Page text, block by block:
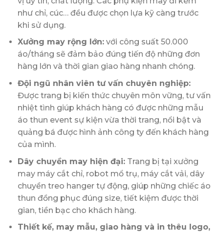
như chỉ, cúc… đều được chọn lựa kỹ càng trước
khi sử dụng.
Xưởng may rộng lớn:với công suất 50.000
áo/tháng sẽ đảm bảo đúng tiến độ những đơn
hàng lớn và thời gian giao hàng nhanh chóng.
Đội ngũ nhân viên tư vấn chuyên nghiệp:
Được trang bị kiến thức chuyên môn vững, tư vấn
nhiệt tình giúp khách hàng có được những mẫu
áo thun event sự kiện vừa thời trang, nổi bật và
quảng bá được hình ảnh công ty đến khách hàng
của mình.
Dây chuyền may hiện đại:Trang bị tại xưởng
may máy cắt chỉ, robot mổ trụ, máy cắt vải, dây
chuyền treo hanger tự động, giúp những chiếc áo
thun đồng phục đúng size, tiết kiệm được thời
gian, tiền bạc cho khách hàng.
Thiết kế, may mẫu, giao hàng và in thêu logo,